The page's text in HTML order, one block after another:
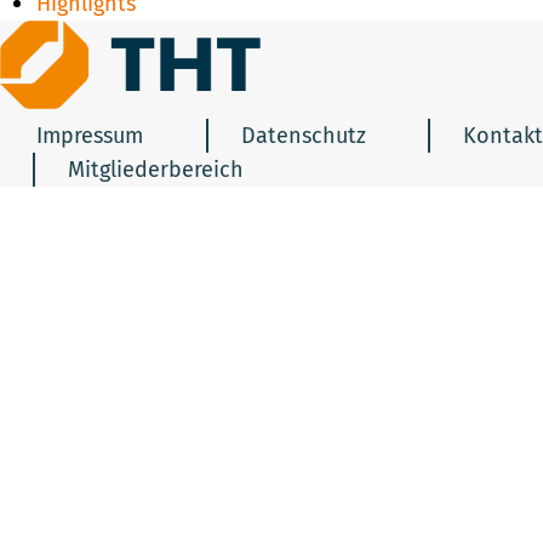
Impressum Datenschutz
Kontakt
Mitgliederbereich